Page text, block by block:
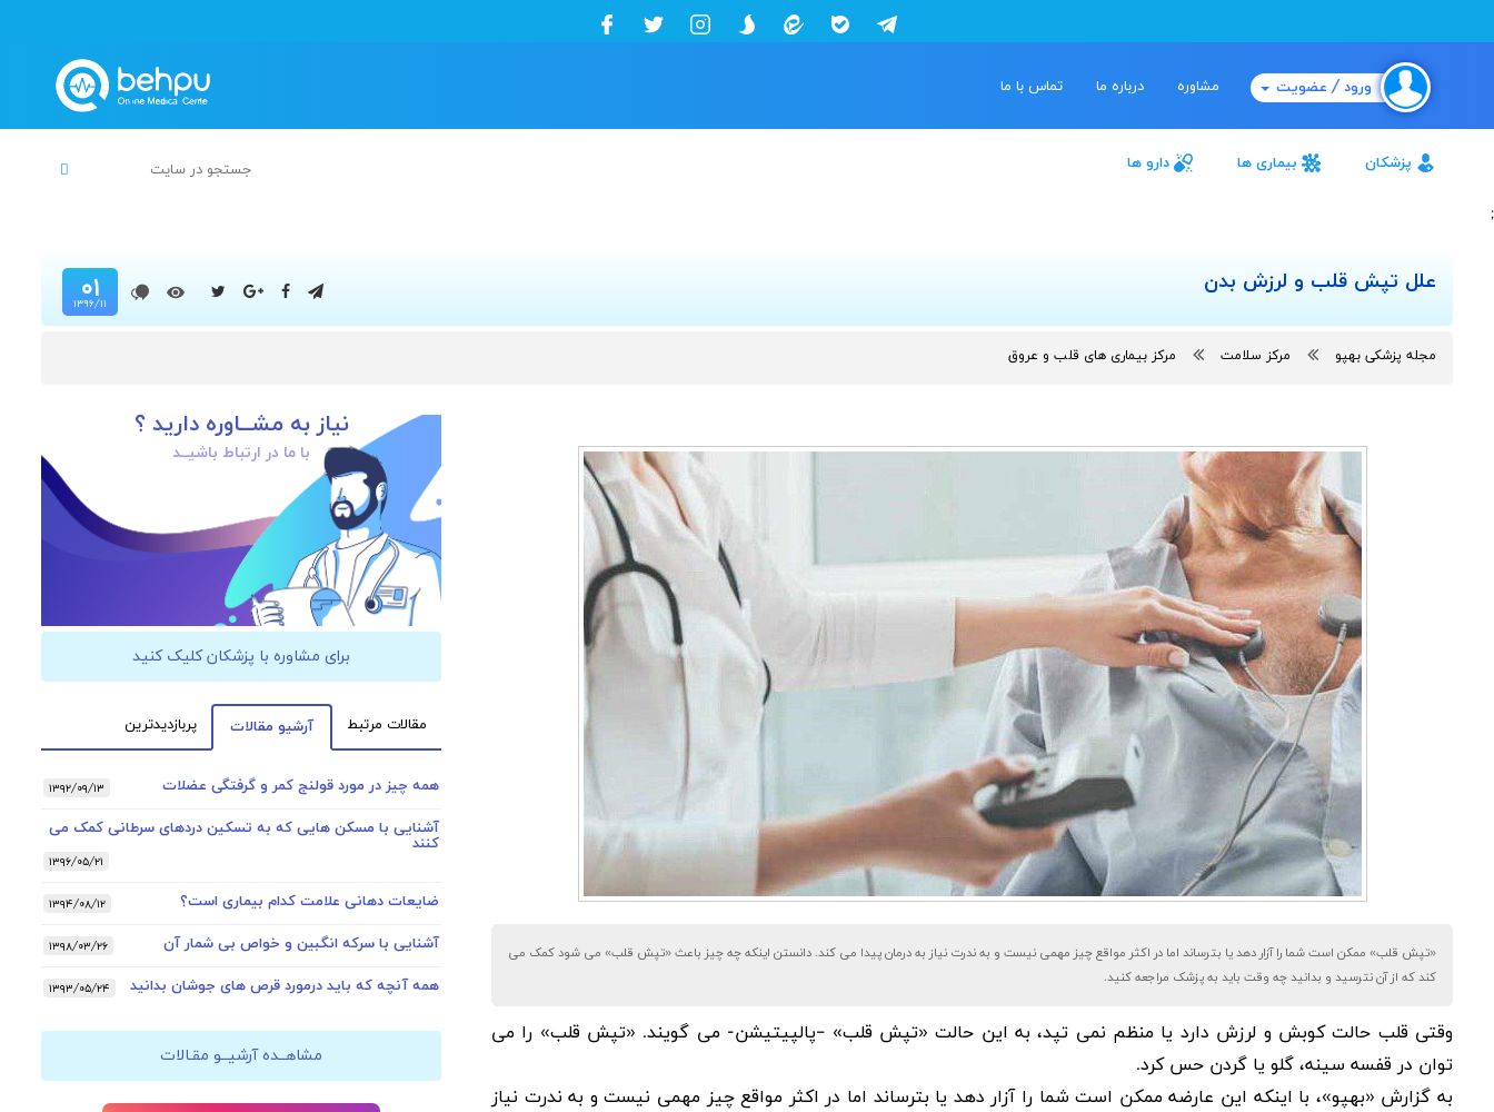
ورود / عضویت مشاوره درباره ما تماس با ما
پزشکان بیماری ها دارو ها
;
علل تپش قلب و لرزش بدن ۰۱
۱۳۹۶/۱۱
مجله پزشکی بهپو مرکز سلامت مرکز بیماری های قلب و عروق
«تپش قلب» ممکن است شما را آزار دهد یا بترساند اما در اکثر مواقع چیز مهمی نیست و به ندرت نیاز به درمان پیدا می کند. دانستن اینکه چه چیز باعث «تپش قلب» می شود کمک می
کند که از آن نترسید و بدانید چه وقت باید به پزشک مراجعه کنید.
وقتی قلب حالت کوبش و لرزش دارد یا منظم نمی تپد، به این حالت «تپش قلب» –پالپیتیشن- می گویند. «تپش قلب» را می
توان در قفسه سینه، گلو یا گردن حس کرد.
به گزارش «بهپو»، با اینکه این عارضه ممکن است شما را آزار دهد یا بترساند اما در اکثر مواقع چیز مهمی نیست و به ندرت نیاز
نیاز به مشــاوره دارید ؟
با ما در ارتباط باشیــد
برای مشاوره با پزشکان کلیک کنید
مقالات مرتبط آرشیو مقالات پربازدیدترین
همه چیز در مورد قولنج کمر و گرفتگی عضلات ۱۳۹۲/۰۹/۱۳
آشنایی با مسکن هایی که به تسکین دردهای سرطانی کمک می
کنند
۱۳۹۶/۰۵/۲۱
ضایعات دهانی علامت کدام بیماری است؟ ۱۳۹۴/۰۸/۱۲
آشنایی با سرکه انگبین و خواص بی شمار آن ۱۳۹۸/۰۳/۲۶
همه آنچه که باید درمورد قرص های جوشان بدانید ۱۳۹۳/۰۵/۲۴
مشاهــده آرشیــو مقـالات